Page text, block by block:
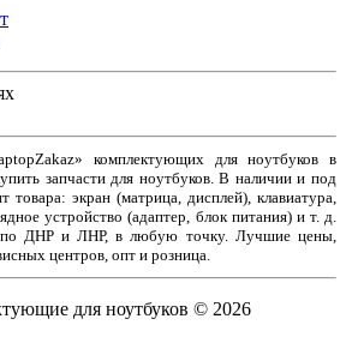
комплектующих для ноутбуков в
запчасти для ноутбуков. В наличии и под
товара: экран (матрица, дисплей), клавиатура,
устройство (адаптер, блок питания) и т. д.
по ДНР и ЛНР, в любую точку. Лучшие цены,
центров, опт и розница.
для ноутбуков © 2026